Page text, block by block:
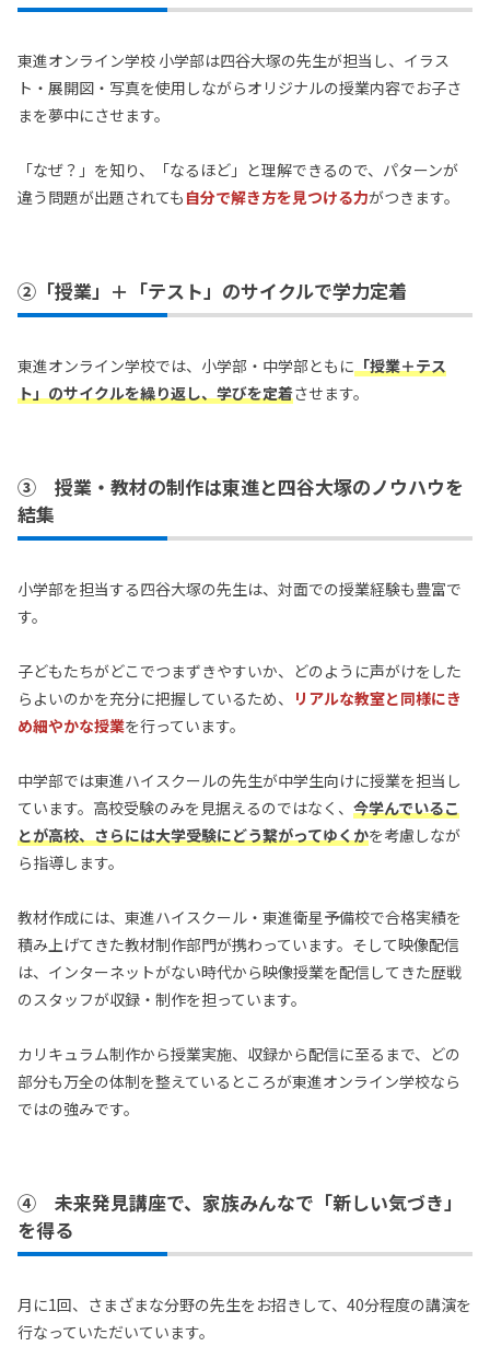
東進オンライン学校 小学部は四谷大塚の先生が担当し、イラス
ト・展開図・写真を使用しながらオリジナルの授業内容でお子さ
まを夢中にさせます。
「なぜ？」を知り、「なるほど」と理解できるので、パターンが
違う問題が出題されても 自分で解き方を見つける力がつきます。
②「授業」＋「テスト」のサイクルで学力定着
東進オンライン学校では、小学部・中学部ともに 「授業＋テス
ト」のサイクルを繰り返し、学びを定着させます。
③ 授業・教材の制作は東進と四谷大塚のノウハウを
結集
小学部を担当する四谷大塚の先生は、対面での授業経験も豊富で
す。
子どもたちがどこでつまずきやすいか、どのように声がけをした
らよいのかを充分に把握しているため、
リアルな教室と同様にき
め細やかな授業を行っています。
中学部では東進ハイスクールの先生が中学生向けに授業を担当し
ています。高校受験のみを見据えるのではなく、 今学んでいるこ
とが高校、さらには大学受験にどう繋がってゆくかを考慮しなが
ら指導します。
教材作成には、東進ハイスクール・東進衛星予備校で合格実績を
積み上げてきた教材制作部門が携わっています。そして映像配信
は、インターネットがない時代から映像授業を配信してきた歴戦
のスタッフが収録・制作を担っています。
カリキュラム制作から授業実施、収録から配信に至るまで、どの
部分も万全の体制を整えているところが東進オンライン学校なら
ではの強みです。
④ 未来発見講座で、家族みんなで「新しい気づき」
を得る
月に1回、さまざまな分野の先生をお招きして、40分程度の講演を
行なっていただいています。